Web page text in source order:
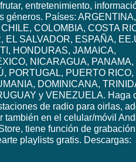
entretenimiento,
géneros. Países: ARGENTINA,
COLOMBIA, COSTA
EL SALVADOR, ESPAÑA,
HONDURAS, JAMAICA,
NICARAGUA, PANAMA,
PORTUGAL, PUERTO RICO,
DOMINICANA,
y VENEZUELA. Haga
de radio para oirlas,
también en el celular/móvil
tiene función de
playlists gratis. Descargas: